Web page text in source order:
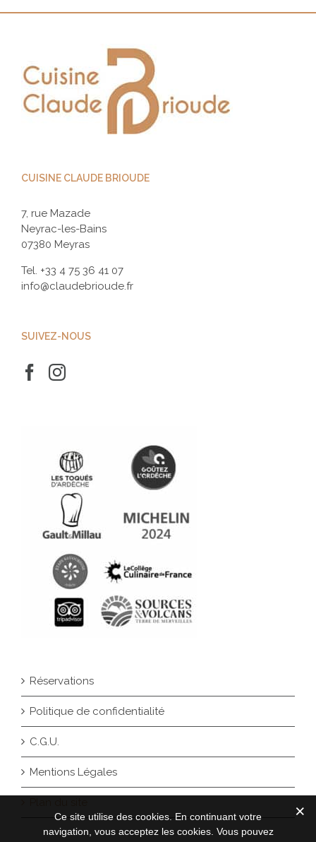
CUISINE CLAUDE BRIOUDE
7, rue Mazade
Neyrac-les-Bains
07380 Meyras
Tel. +33 4 75 36 41 07
info@claudebrioude.fr
SUIVEZ-NOUS
Réservations
Politique de confidentialité
C.G.U.
Mentions Légales
Ce site utilise des cookies. En continuant votre
navigation, vous acceptez les cookies. Vous pouvez